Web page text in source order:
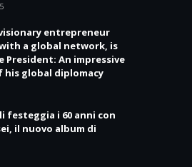
entrepreneur
a global network, is
President: An impressive
global diplomacy
festeggia i 60 anni con
il nuovo album di